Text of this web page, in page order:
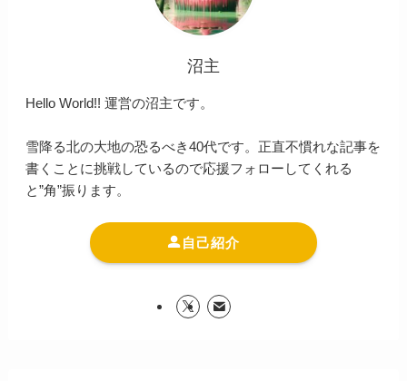
沼主
Hello World!! 運営の沼主です。
雪降る北の大地の恐るべき40代です。正直不慣れな記事を
書くことに挑戦しているので応援フォローしてくれる
と”角”振ります。
自己紹介